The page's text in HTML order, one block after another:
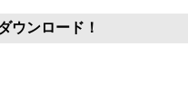
ウンロード！